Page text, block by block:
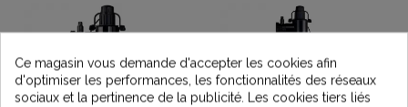
Ce magasin vous demande d'accepter les cookies afin
d'optimiser les performances, les fonctionnalités des réseaux
sociaux et la pertinence de la publicité. Les cookies tiers liés